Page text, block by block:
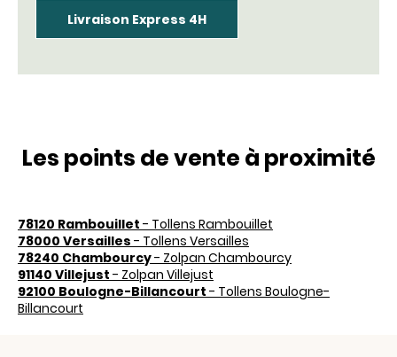
Livraison Express 4H
Les points de vente à proximité
78120 Rambouillet - Tollens Rambouillet
78000 Versailles - Tollens Versailles
78240 Chambourcy- Zolpan Chambourcy
91140 Villejust - Zolpan Villejust
92100 Boulogne-Billancourt - Tollens Boulogne-
Billancourt